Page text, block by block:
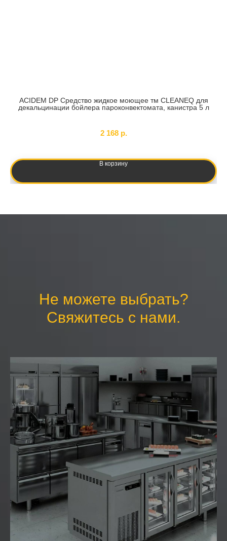
ACIDEM DP Средство жидкое моющее тм CLEANEQ для
декальцинации бойлера пароконвектомата, канистра 5 л
2 168 р.
В корзину
Не можете выбрать?
Свяжитесь с нами.